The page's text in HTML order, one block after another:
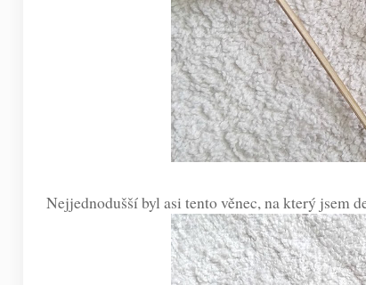
Nejjednodušší byl asi tento věnec, na který jsem